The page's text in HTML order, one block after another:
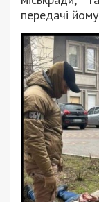
передачі